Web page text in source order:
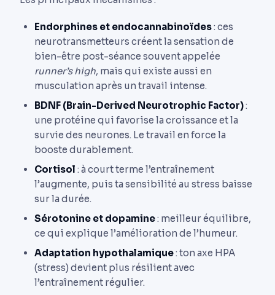
Endorphines et endocannabinoïdes: ces
neurotransmetteurs créent la sensation de
bien-être post-séance souvent appelée
runner’s high, mais qui existe aussi en
musculation après un travail intense.
BDNF (Brain-Derived Neurotrophic Factor):
une protéine qui favorise la croissance et la
survie des neurones. Le travail en force la
booste durablement.
Cortisol : à court terme l’entraînement
l’augmente, puis ta sensibilité au stress baisse
sur la durée.
Sérotonine et dopamine: meilleur équilibre,
ce qui explique l’amélioration de l’humeur.
Adaptation hypothalamique: ton axe HPA
(stress) devient plus résilient avec
l’entraînement régulier.